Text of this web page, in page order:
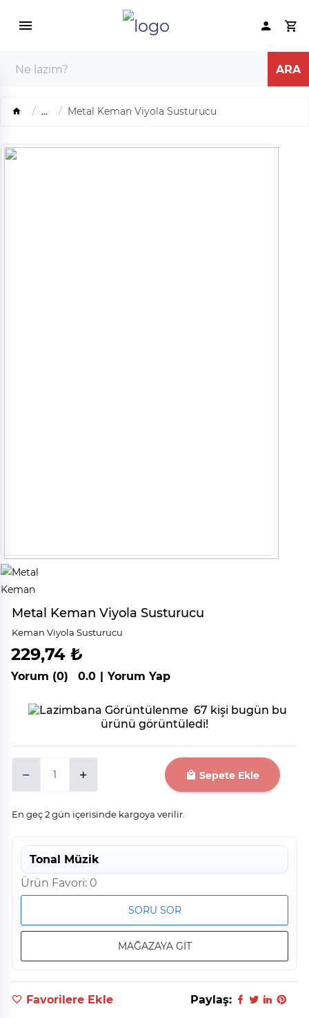
... Metal Keman Viyola Susturucu
Metal Keman Viyola Susturucu
Keman Viyola Susturucu
229,74 ₺
Yorum (0) 0.0 | Yorum Yap
67 kişi bugün bu
ürünü görüntüledi!
Sepete Ekle
En geç 2 gün içerisinde kargoya verilir.
Tonal Müzik
Ürün Favori: 0
SORU SOR
MAĞAZAYA GİT
Favorilere Ekle Paylaş: